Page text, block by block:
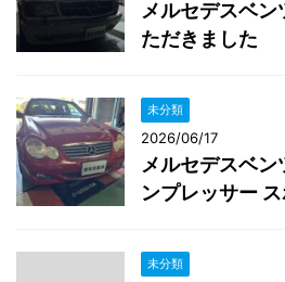
メルセデスベ
ただきました
未分類
2026/06/17
メルセデスベ
ンプレッサー
未分類